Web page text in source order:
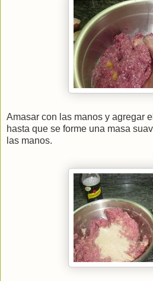
Amasar con las manos y agregar
hasta que se forme una masa
las manos.